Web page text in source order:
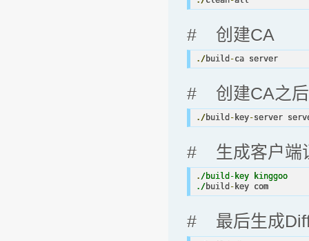
# 创建CA
./build -ca server
# 创建CA之后
./build - key-server
# 生成客户端
. /build-key kinggoo
./build - key com
# 最后生成